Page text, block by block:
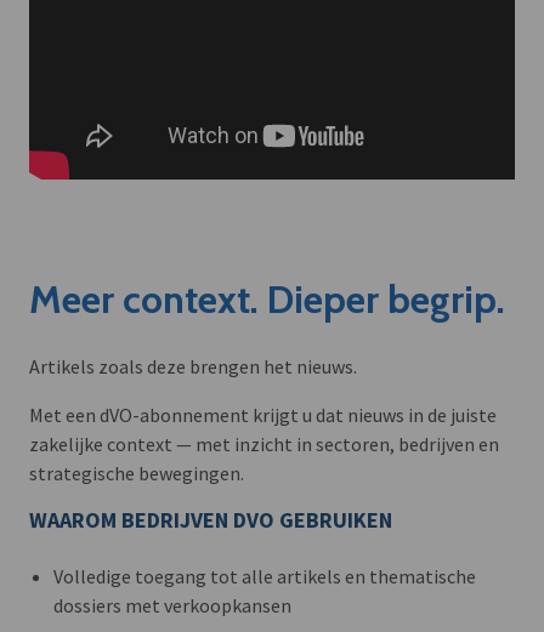
Meer context. Dieper begrip.
Artikels zoals deze brengen het nieuws.
Met een dVO-abonnement krijgt u dat nieuws in de juiste
zakelijke context — met inzicht in sectoren, bedrijven en
strategische bewegingen.
WAAROM BEDRIJVEN DVO GEBRUIKEN
Volledige toegang tot alle artikels en thematische
dossiers met verkoopkansen